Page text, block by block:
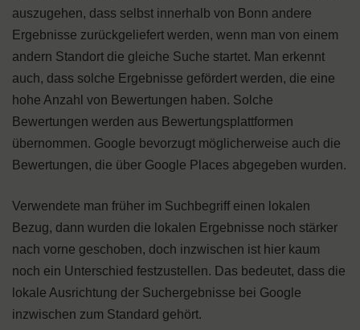
auszugehen, dass selbst innerhalb von Bonn andere
Ergebnisse zurückgeliefert werden, wenn man von einem
andern Standort die gleiche Suche startet. Man erkennt
auch, dass solche Ergebnisse gefördert werden, die eine
hohe Anzahl von Bewertungen haben. Solche
Bewertungen werden aus Bewertungsplattformen
übernommen. Google bevorzugt möglicherweise auch die
Bewertungen, die über Google Places abgegeben wurden.
Verwendete man früher im Suchbegriff einen lokalen
Bezug, dann wurden die lokalen Ergebnisse noch stärker
nach vorne geschoben, doch inzwischen ist hier kaum
noch ein Unterschied festzustellen. Das bedeutet, dass die
lokale Ausrichtung der Suchergebnisse bei Google
inzwischen zum Standard gehört.